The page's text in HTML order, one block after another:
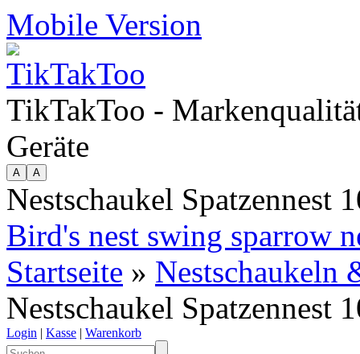
Mobile Version
TikTakToo -
Geräte
Nestschaukel Spatzennest
Bird's nest swing sparrow
Startseite » Nestschaukeln
Nestschaukel Spatzennest
Login | Kasse | Warenkorb